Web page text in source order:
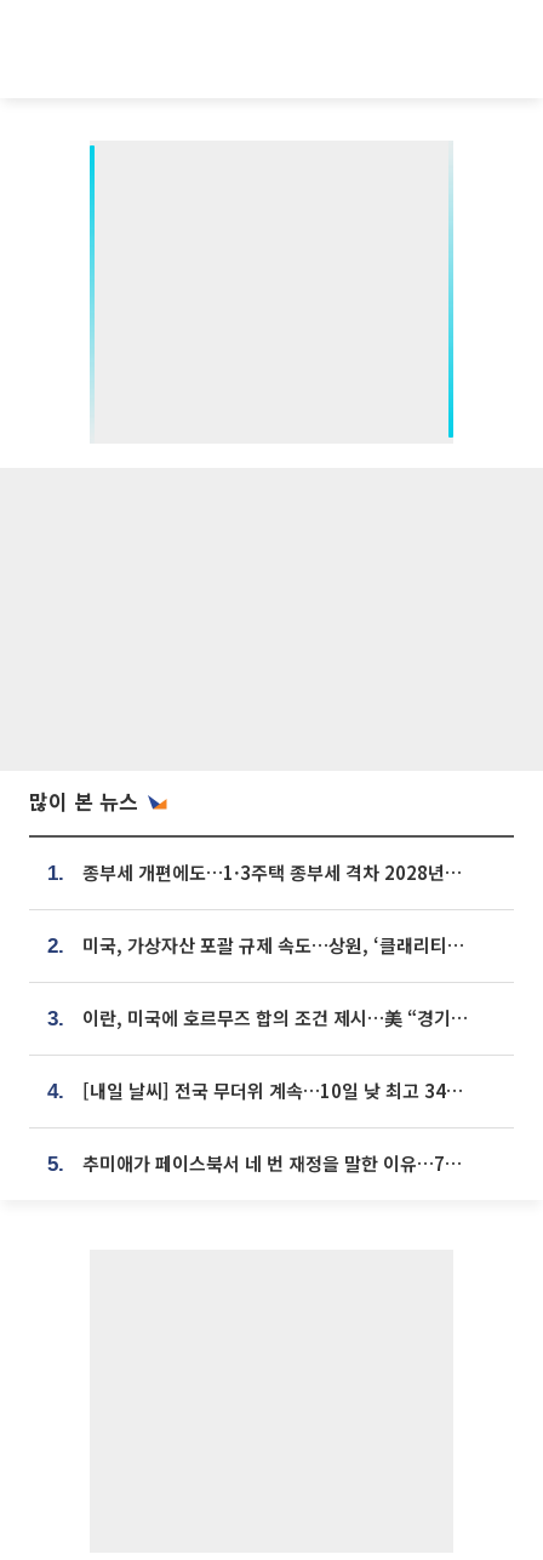
많이 본 뉴스
1. 종부세 개편에도…1·3주택 종부세 격차 2028년부터 확대
2. 미국, 가상자산 포괄 규제 속도…상원, ‘클래리티법’ 9월 절차투표 추진
3. 이란, 미국에 호르무즈 합의 조건 제시…美 “경기 아직 안 끝나” [종합]
4. [내일 날씨] 전국 무더위 계속…10일 낮 최고 34도 육박
5. 추미애가 페이스북서 네 번 재정을 말한 이유…7700억 추경 열쇠는 도의회에